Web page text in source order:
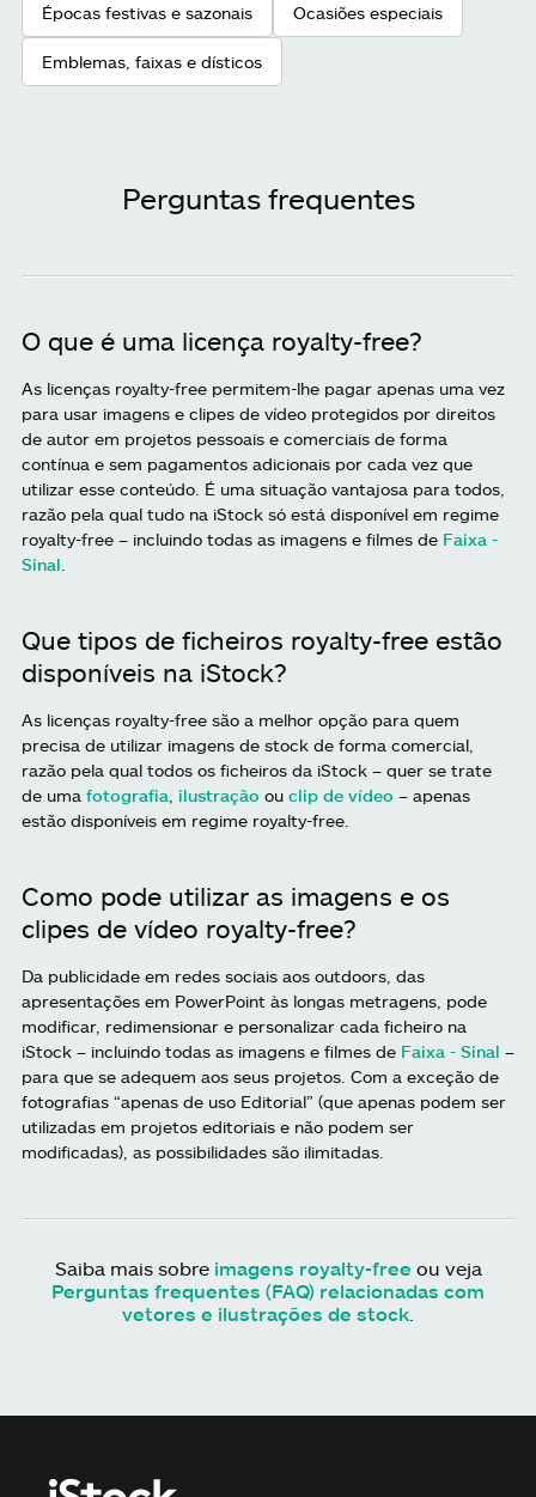
Épocas festivas e sazonais Ocasiões especiais
Emblemas, faixas e dísticos
Perguntas frequentes
O que é uma licença royalty-free?
As licenças royalty-free permitem-lhe pagar apenas uma vez
para usar imagens e clipes de vídeo protegidos por direitos
de autor em projetos pessoais e comerciais de forma
contínua e sem pagamentos adicionais por cada vez que
utilizar esse conteúdo. É uma situação vantajosa para todos,
razão pela qual tudo na iStock só está disponível em regime
royalty-free – incluindo todas as imagens e filmes de Faixa -
Sinal
Que tipos de ficheiros royalty-free estão
disponíveis na iStock?
As licenças royalty-free são a melhor opção para quem
precisa de utilizar imagens de stock de forma comercial,
razão pela qual todos os ficheiros da iStock – quer se trate
de uma fotografia ilustração ou clip de vídeo – apenas
estão disponíveis em regime royalty-free.
Como pode utilizar as imagens e os
clipes de vídeo royalty-free?
Da publicidade em redes sociais aos outdoors, das
apresentações em PowerPoint às longas metragens, pode
modificar, redimensionar e personalizar cada ficheiro na
iStock – incluindo todas as imagens e filmes de Faixa - Sinal –
para que se adequem aos seus projetos. Com a exceção de
fotografias “apenas de uso Editorial” (que apenas podem ser
utilizadas em projetos editoriais e não podem ser
modificadas), as possibilidades são ilimitadas.
Saiba mais sobre imagens royalty-free ou veja
Perguntas frequentes (FAQ) relacionadas com
vetores e ilustrações de stock